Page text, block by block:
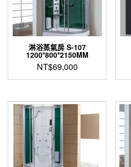
淋浴蒸氣房 S-107
1200*800*2150MM
NT$69,000